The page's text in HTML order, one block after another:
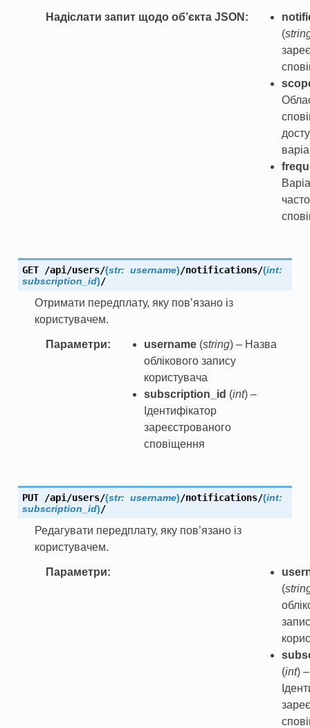
Надіслати запит щодо об’єкта JSON
(
GET /api/users/(str: username)/notifications/(int:
subscription_id)/
Отримати передплату, яку пов’язано із
користувачем.
Параметри username(string) – Назва
облікового запису
користувача
subscription_id (int) –
Ідентифікатор
зареєстрованого
сповіщення
PUT /api/users/(str: username)/notifications/(int:
subscription_id)/
Редагувати передплату, яку пов’язано із
користувачем.
Параметри
(
(int) –